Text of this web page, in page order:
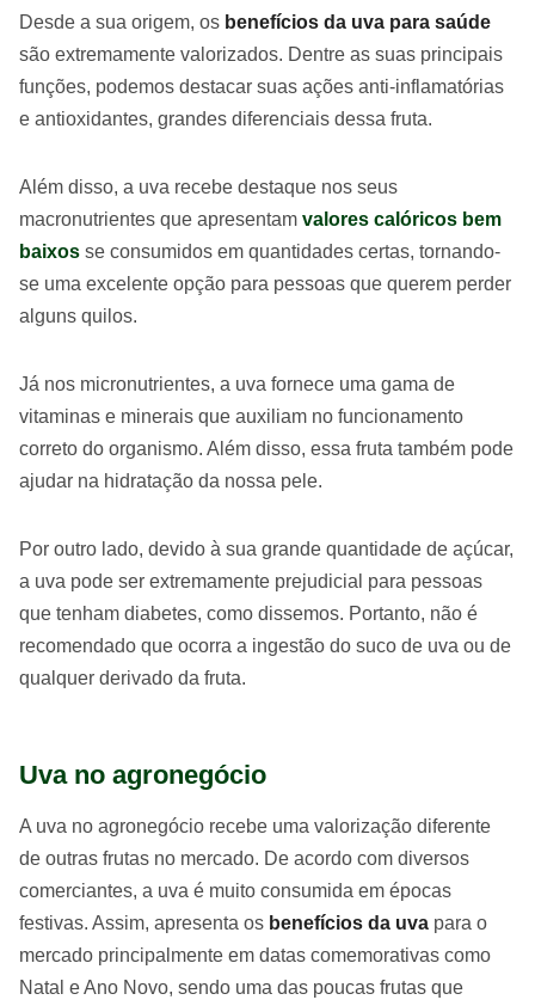
Desde a sua origem, os benefícios da uva para saúde
são extremamente valorizados. Dentre as suas principais
funções, podemos destacar suas ações anti-inflamatórias
e antioxidantes, grandes diferenciais dessa fruta.
Além disso, a uva recebe destaque nos seus
macronutrientes que apresentam valores calóricos bem
baixos se consumidos em quantidades certas, tornando-
se uma excelente opção para pessoas que querem perder
alguns quilos.
Já nos micronutrientes, a uva fornece uma gama de
vitaminas e minerais que auxiliam no funcionamento
correto do organismo. Além disso, essa fruta também pode
ajudar na hidratação da nossa pele.
Por outro lado, devido à sua grande quantidade de açúcar,
a uva pode ser extremamente prejudicial para pessoas
que tenham diabetes, como dissemos. Portanto, não é
recomendado que ocorra a ingestão do suco de uva ou de
qualquer derivado da fruta.
Uva no agronegócio
A uva no agronegócio recebe uma valorização diferente
de outras frutas no mercado. De acordo com diversos
comerciantes, a uva é muito consumida em épocas
festivas. Assim, apresenta os benefícios da uva para o
mercado principalmente em datas comemorativas como
Natal e Ano Novo, sendo uma das poucas frutas que